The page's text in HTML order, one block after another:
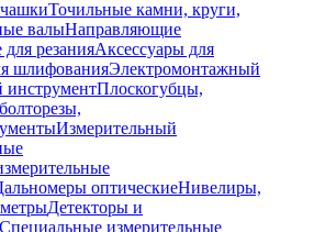
Точильные камни, круги,
валыНаправляющие
резанияАксессуары для
шлифованияЭлектромонтажный
Плоскогубцы,
Измерительный
оптическиеНивелиры,
Детекторы и
Специальные измерительные